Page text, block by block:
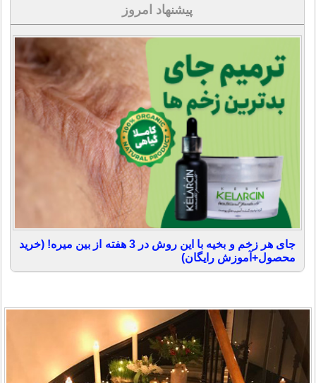
پیشنهاد امروز
جای هر زخم و بخیه با این روش در 3 هفته از بین میره! (خرید
محصول+آموزش رایگان)